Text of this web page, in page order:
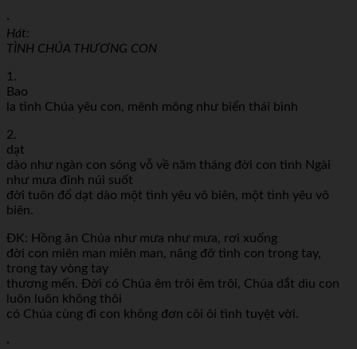
·
Hát:
TÌNH CHÚA THƯƠNG CON
1.
Bao
la tình Chúa yêu con, mênh mông như biển thái bình
2.
dạt
dào như ngàn con sóng vỗ về năm tháng đời con tình Ngài
như mưa đỉnh núi suốt
đời tuôn đổ dạt dào một tình yêu vô biên, một tình yêu vô
biên.
ĐK: Hồng ân Chúa như mưa như mưa, rơi xuống
đời con miên man miên man, nâng đỡ tình con trong tay,
trong tay vòng tay
thương mến. Đời có Chúa êm trôi êm trôi, Chúa dắt dìu con
luôn luôn không thôi
có Chúa cùng đi con không đơn côi ôi tình tuyệt vời.
·